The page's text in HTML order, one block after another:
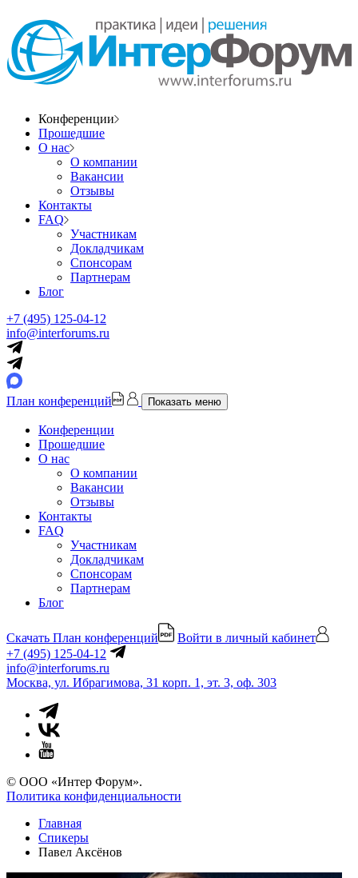
Конференции
Прошедшие
О нас
О компании
Вакансии
Отзывы
Контакты
FAQ
Участникам
Докладчикам
Спонсорам
Партнерам
Блог
+7 (495) 125-04-12
info@interforums.ru
План конференций Показать меню
Конференции
Прошедшие
О нас
О компании
Вакансии
Отзывы
Контакты
FAQ
Участникам
Докладчикам
Спонсорам
Партнерам
Блог
Скачать План конференций
Войти в личный кабинет
+7 (495) 125-04-12
info@interforums.ru
Москва, ул. Ибрагимова, 31 корп. 1, эт. 3, оф. 303
© ООО «Интер Форум».
Политика конфиденциальности
Главная
Спикеры
Павел Аксёнов